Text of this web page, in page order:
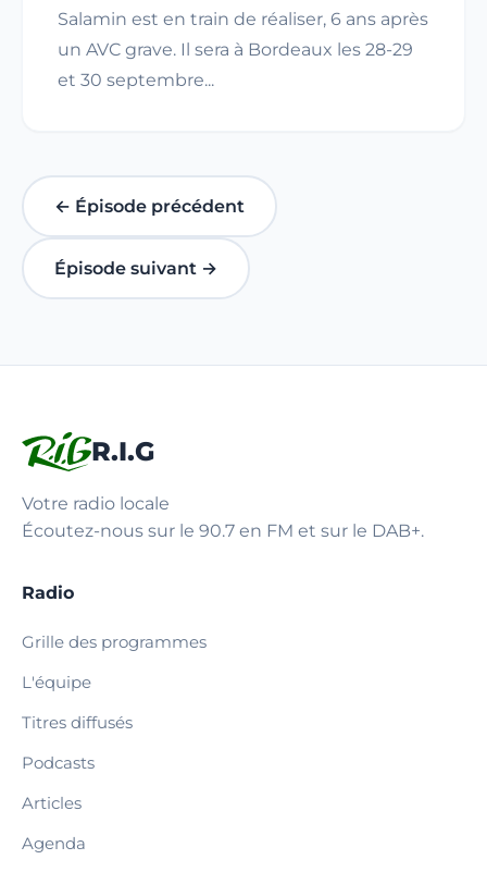
Salamin est en train de réaliser, 6 ans après
un AVC grave. Il sera à Bordeaux les 28-29
et 30 septembre...
← Épisode précédent
Épisode suivant →
R.I.G
Votre radio locale
Écoutez-nous sur le 90.7 en FM et sur le DAB+.
Radio
Grille des programmes
L'équipe
Titres diffusés
Podcasts
Articles
Agenda